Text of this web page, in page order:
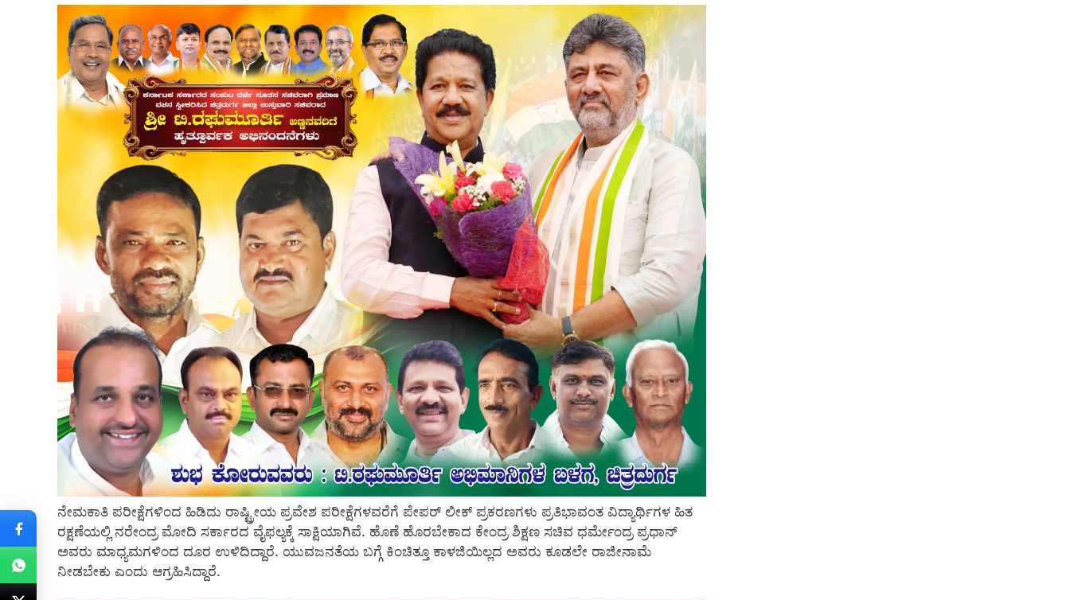
ನೇಮಕಾತಿ ಪರೀಕ್ಷೆಗಳಿಂದ ಹಿಡಿದು ರಾಷ್ಟ್ರೀಯ ಪ್ರವೇಶ ಪರೀಕ್ಷೆಗಳವರೆಗೆ ಪೇಪರ್ ಲೀಕ್ ಪ್ರಕರಣಗಳು ಪ್ರತಿಭಾವಂತ ವಿದ್ಯಾರ್ಥಿಗಳ ಹಿತ
ರಕ್ಷಣೆಯಲ್ಲಿ ನರೇಂದ್ರ ಮೋದಿ ಸರ್ಕಾರದ ವೈಫಲ್ಯಕ್ಕೆ ಸಾಕ್ಷಿಯಾಗಿವೆ. ಹೊಣೆ ಹೊರಬೇಕಾದ ಕೇಂದ್ರ ಶಿಕ್ಷಣ ಸಚಿವ ಧರ್ಮೇಂದ್ರ ಪ್ರಧಾನ್
ಅವರು ಮಾಧ್ಯಮಗಳಿಂದ ದೂರ ಉಳಿದಿದ್ದಾರೆ. ಯುವಜನತೆಯ ಬಗ್ಗೆ ಕಿಂಚಿತ್ತೂ ಕಾಳಜಿಯಿಲ್ಲದ ಅವರು ಕೂಡಲೇ ರಾಜೀನಾಮೆ
ನೀಡಬೇಕು ಎಂದು ಆಗ್ರಹಿಸಿದ್ದಾರೆ.